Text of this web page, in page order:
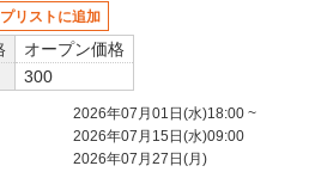
リストに追加
オープン価格
300
2026年07月01日(水)18:00 ~
2026年07月15日(水)09:00
2026年07月27日(月)